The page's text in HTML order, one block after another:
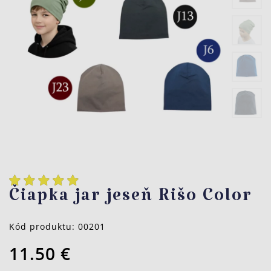
Čiapka jar jeseň Rišo Color
Kód produktu: 00201
11.50 €